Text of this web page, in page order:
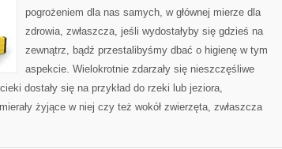
pogrożeniem dla nas samych, w głównej mierze dla
zdrowia, zwłaszcza, jeśli wydostałyby się gdzieś na
zewnątrz, bądź przestalibyśmy dbać o higienę w tym
aspekcie. Wielokrotnie zdarzały się nieszczęśliwe
dostały się na przykład do rzeki lub jeziora,
żyjące w niej czy też wokół zwierzęta, zwłaszcza